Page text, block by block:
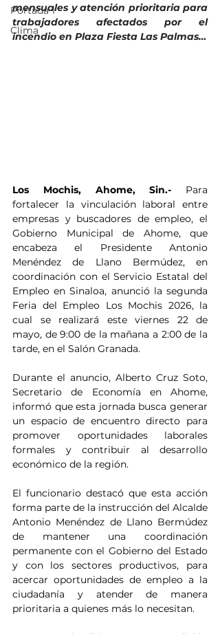
Portada 1
Clima
mensuales y atención prioritaria para
trabajadores afectados por el
incendio en Plaza Fiesta Las Palmas…
Los Mochis, Ahome, Sin.- Para
fortalecer la vinculación laboral entre
empresas y buscadores de empleo, el
Gobierno Municipal de Ahome, que
encabeza el Presidente Antonio
Menéndez de Llano Bermúdez, en
coordinación con el Servicio Estatal del
Empleo en Sinaloa, anunció la segunda
Feria del Empleo Los Mochis 2026, la
cual se realizará este viernes 22 de
mayo, de 9:00 de la mañana a 2:00 de la
tarde, en el Salón Granada.
Durante el anuncio, Alberto Cruz Soto,
Secretario de Economía en Ahome,
informó que esta jornada busca generar
un espacio de encuentro directo para
promover oportunidades laborales
formales y contribuir al desarrollo
económico de la región.
El funcionario destacó que esta acción
forma parte de la instrucción del Alcalde
Antonio Menéndez de Llano Bermúdez
de mantener una coordinación
permanente con el Gobierno del Estado
y con los sectores productivos, para
acercar oportunidades de empleo a la
ciudadanía y atender de manera
prioritaria a quienes más lo necesitan.